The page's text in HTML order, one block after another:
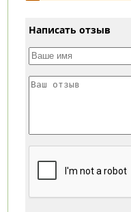
Написать отзыв